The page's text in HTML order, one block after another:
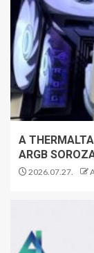
A
ARGB
2026.07.27.